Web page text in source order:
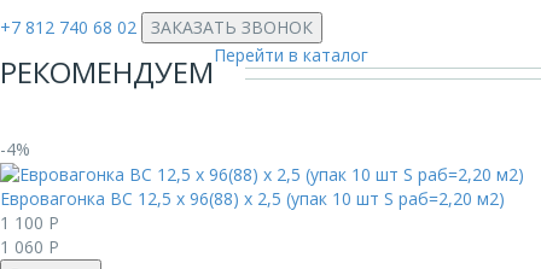
+7 812 740 68 02
ЗАКАЗАТЬ ЗВОНОК
РЕКОМЕНДУЕМПерейти в каталог
-4%
Евровагонка BC 12,5 х 96(88) х 2,5 (упак 10 шт S раб=2,20 м2)
1 100 Р
1 060 Р